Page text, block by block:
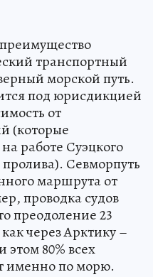
транспортный
морской путь.
под юрисдикцией
от
(которые
работе Суэцкого
Севморпуть
маршрута от
проводка судов
преодоление 23
через Арктику –
этом 80% всех
именно по морю.